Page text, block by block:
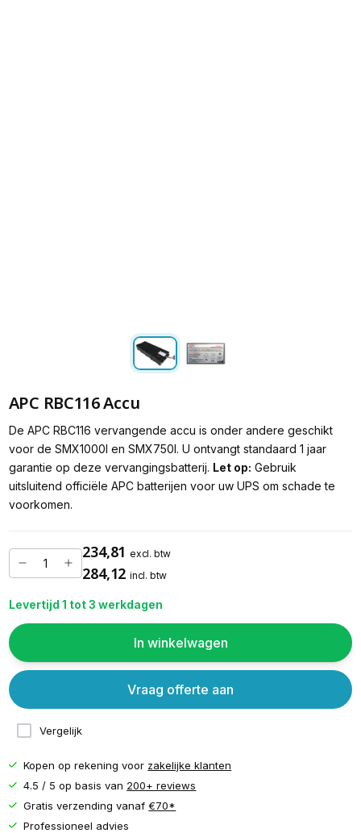
APC RBC116 Accu
De APC RBC116 vervangende accu is onder andere geschikt
voor de SMX1000I en SMX750I. U ontvangt standaard 1 jaar
garantie op deze vervangingsbatterij. Let op: Gebruik
uitsluitend officiële APC batterijen voor uw UPS om schade te
voorkomen.
234,81 excl. btw
284,12 incl. btw
Levertijd 1 tot 3 werkdagen
In winkelwagen
Vergelijk
Vraag offerte aan
Kopen op rekening voor zakelijke klanten
4.5 / 5 op basis van 200+ reviews
Gratis verzending vanaf€70*
Professioneel advies